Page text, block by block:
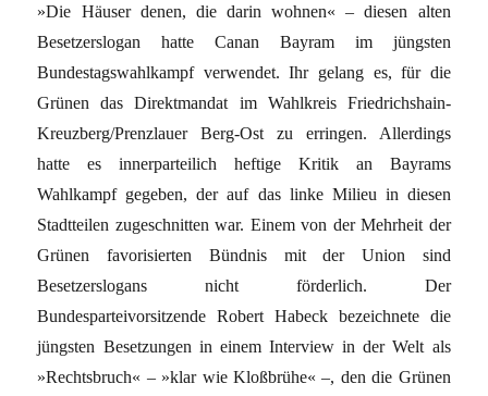
»Die Häuser denen, die darin wohnen« – diesen alten
Besetzerslogan hatte Canan Bayram im jüngsten
Bundestagswahlkampf verwendet. Ihr gelang es, für die
Grünen das Direktmandat im Wahlkreis Friedrichshain-
Kreuzberg/Prenzlauer Berg-Ost zu erringen. Allerdings
hatte es innerparteilich heftige Kritik an Bayrams
Wahlkampf gegeben, der auf das linke Milieu in diesen
Stadtteilen zugeschnitten war. Einem von der Mehrheit der
Grünen favorisierten Bündnis mit der Union sind
Besetzerslogans nicht förderlich. Der
Bundesparteivorsitzende Robert Habeck bezeichnete die
jüngsten Besetzungen in einem Interview in der Welt als
»Rechtsbruch« – »klar wie Kloßbrühe« –, den die Grünen